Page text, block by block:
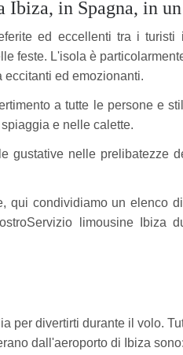
in Spagna, in
ed eccellenti tra i
feste. L'isola è
eccitanti ed emozionanti.
a tutte le persone e
e nelle calette.
gustative nelle prelibatezze
qui condividiamo un elenco
limousine Ibiza
per divertirti durante il volo.
dall'aeroporto di Ibiza